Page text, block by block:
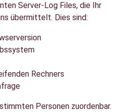
Server-Log Files, die Ihr
übermittelt. Dies sind:
Rechners
Personen zuordenbar.